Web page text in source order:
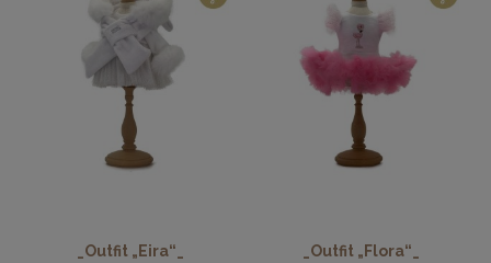
_Outfit „Eira“_ _Outfit „Flora“_